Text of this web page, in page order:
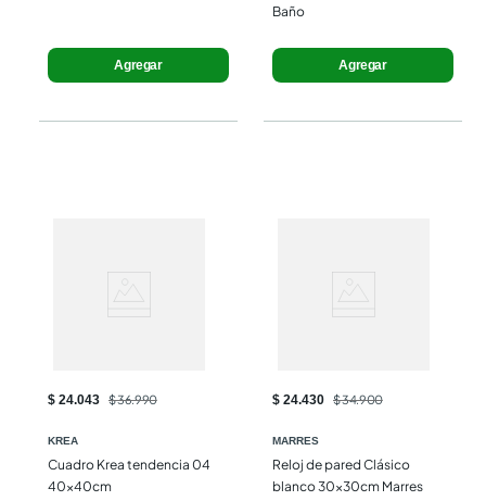
Agregar
Baño
Agregar
$ 24.043 $ 36.990
KREA
Cuadro Krea tendencia 04
40x40cm
$ 24.430 $ 34.900
MARRES
Reloj de pared Clásico
blanco 30x30cm Marres